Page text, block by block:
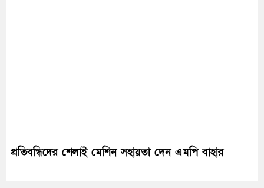
প্রতিবন্ধিদের শেলাই মেশিন সহায়তা দেন এমপি বাহার